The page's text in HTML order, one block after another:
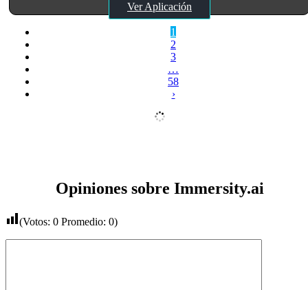
Ver Aplicación
1
2
3
…
58
›
Opiniones sobre Immersity.ai
(Votos: 0 Promedio: 0)